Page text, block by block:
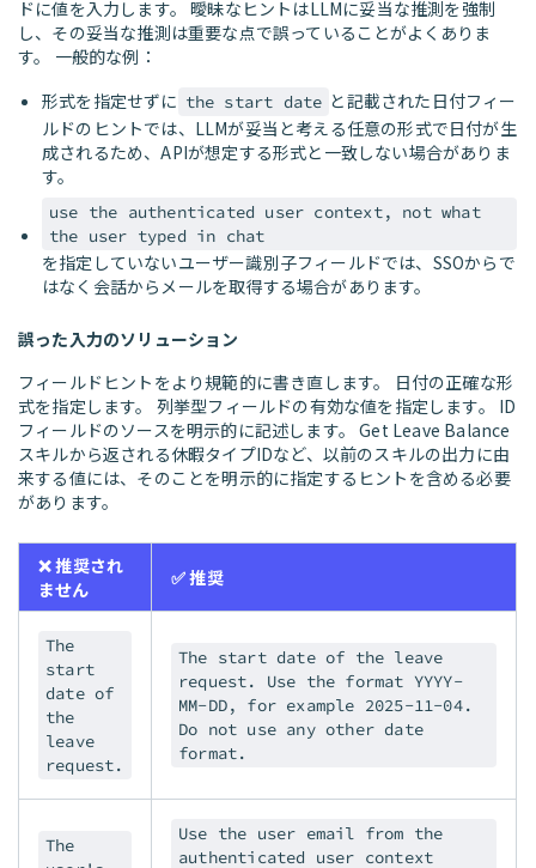
ドに値を入力します。 曖昧なヒントはLLMに妥当な推測を強制
し、その妥当な推測は重要な点で誤っていることがよくありま
す。 一般的な例：
形式を指定せずに the start date と記載された日付フィー
ルドのヒントでは、LLMが妥当と考える任意の形式で日付が生
成されるため、APIが想定する形式と一致しない場合がありま
す。
use the authenticated user context, not what
the user typed in chat
を指定していないユーザー識別子フィールドでは、SSOからで
はなく会話からメールを取得する場合があります。
誤った入力のソリューション
フィールドヒントをより規範的に書き直します。 日付の正確な形
式を指定します。 列挙型フィールドの有効な値を指定します。 ID
フィールドのソースを明示的に記述します。 Get Leave Balance
スキルから返される休暇タイプIDなど、以前のスキルの出力に由
来する値には、そのことを明示的に指定するヒントを含める必要
があります。
❌ 推奨され
ません
✅ 推奨
The
start
date of
the
leave
request.
The start date of the leave
request. Use the format YYYY-
MM-DD, for example 2025-11-04.
Do not use any other date
format.
The
Use the user email from the
authenticated user context